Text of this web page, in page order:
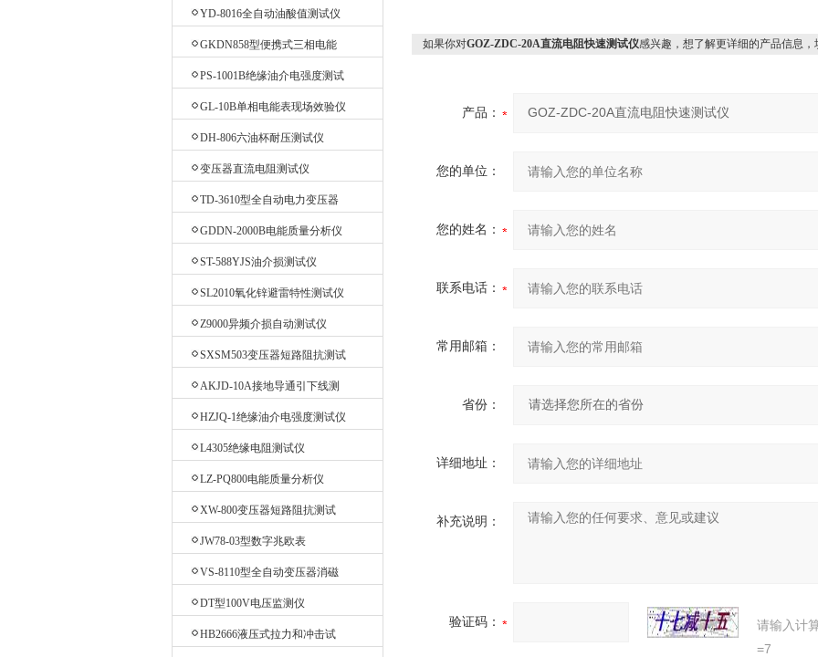
YD-8016全自动油酸值测试仪
GKDN858型便携式三相电能
质量分析仪
PS-1001B绝缘油介电强度测试
GL-10B单相电能表现场效验仪
DH-806六油杯耐压测试仪
变压器直流电阻测试仪
TD-3610型全自动电力变压器
GDDN-2000B电能质量分析仪
ST-588YJS油介损测试仪
SL2010氧化锌避雷特性测试仪
Z9000异频介损自动测试仪
SXSM503变压器短路阻抗测试
AKJD-10A接地导通引下线测
HZJQ-1绝缘油介电强度测试仪
L4305绝缘电阻测试仪
LZ-PQ800电能质量分析仪
XW-800变压器短路阻抗测试
JW78-03型数字兆欧表
VS-8110型全自动变压器消磁
DT型100V电压监测仪
HB2666液压式拉力和冲击试
如果你对GOZ-ZDC-20A直流电阻快速测试仪感兴趣，想了解更详细的产品信息，
产品：
您的单位：
您的姓名：
联系电话：
常用邮箱：
省份：
详细地址：
补充说明：
验证码：
请输入计
=7